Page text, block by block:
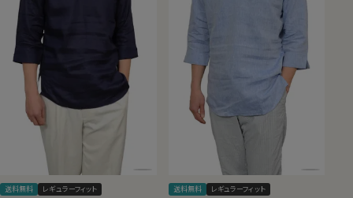
送料無料 レギュラーフィット 送料無料 レギュラーフィット